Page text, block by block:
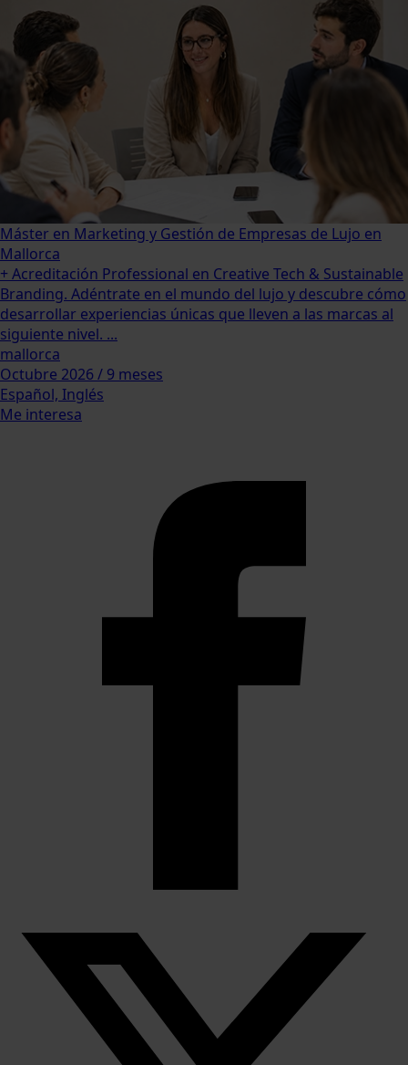
Máster en Marketing y Gestión de Empresas de Lujo en
Mallorca
+ Acreditación Professional en Creative Tech & Sustainable
Branding. Adéntrate en el mundo del lujo y descubre cómo
desarrollar experiencias únicas que lleven a las marcas al
siguiente nivel. ...
mallorca
Octubre 2026 / 9 meses
Español, Inglés
Me interesa